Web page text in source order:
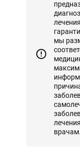
мы
врачам.